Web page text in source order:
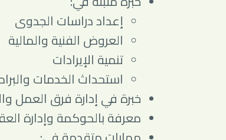
إعداد دراسات الجدوى
العروض الفنية والمالية
تنمية الإيرادات
استحداث الخدمات
خبرة في إدارة فرق العمل
معرفة بالحوكمة وإدارة